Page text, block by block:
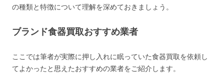
の種類と特徴について理解を深めておきましょう。
ブランド食器買取おすすめ業者
ここでは筆者が実際に押し入れに眠っていた食器買取を依頼し
てよかったと思えたおすすめの業者をご紹介します。